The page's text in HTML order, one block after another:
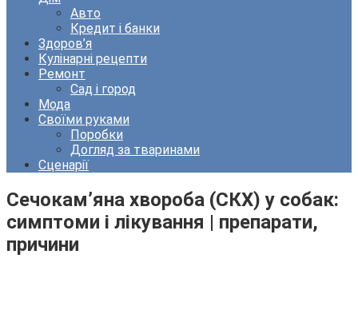
Авто
Кредит і банки
Здоров’я
Кулінарні рецепти
Ремонт
Сад і город
Мода
Своїми руками
Поробки
Догляд за тваринами
Сценарії
Сечокам’яна хвороба (СКХ) у собак:
симптоми і лікування | препарати,
причини